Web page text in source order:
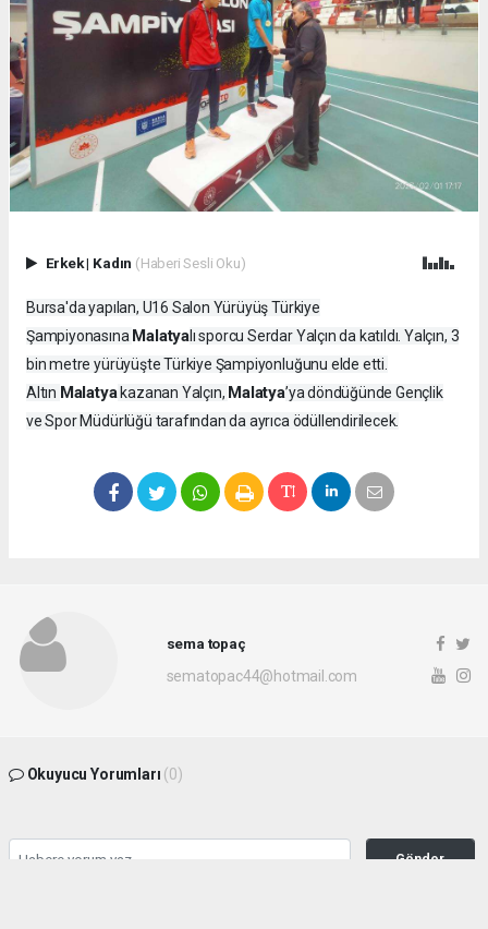
Erkek| Kadın (Haberi Sesli Oku)
Bursa'da yapılan, U16 Salon Yürüyüş Türkiye
Şampiyonasına Malatyalı sporcu Serdar Yalçın da katıldı. Yalçın, 3
bin metre yürüyüşte Türkiye Şampiyonluğunu elde etti.
Altın Malatyakazanan Yalçın, Malatya’ya döndüğünde Gençlik
ve Spor Müdürlüğü tarafından da ayrıca ödüllendirilecek.
sema topaç
sematopac44@hotmail.com
Okuyucu Yorumları (0)
Gönder